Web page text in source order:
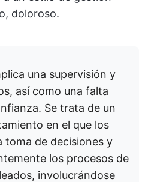
doloroso.
una supervisión y
así como una falta
Se trata de un
en el que los
toma de decisiones y
los procesos de
involucrándose